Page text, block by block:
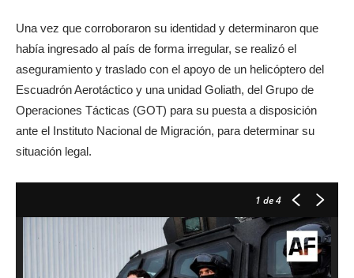
Una vez que corroboraron su identidad y determinaron que
había ingresado al país de forma irregular, se realizó el
aseguramiento y traslado con el apoyo de un helicóptero del
Escuadrón Aerotáctico y una unidad Goliath, del Grupo de
Operaciones Tácticas (GOT) para su puesta a disposición
ante el Instituto Nacional de Migración, para determinar su
situación legal.
1 de 4